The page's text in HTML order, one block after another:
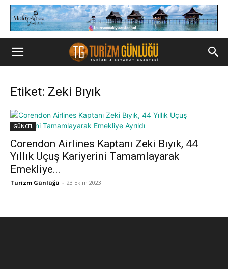
Etiket: Zeki Bıyık
GÜNCEL
Corendon Airlines Kaptanı Zeki Bıyık, 44
Yıllık Uçuş Kariyerini Tamamlayarak
Emekliye...
Turizm Günlüğü - 23 Ekim 2023